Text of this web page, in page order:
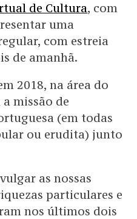
de Cultura, com
uma
com estreia
de amanhã.
2018, na área do
missão de
(em todas
ou erudita) junto
as nossas
particulares e
nos últimos dois